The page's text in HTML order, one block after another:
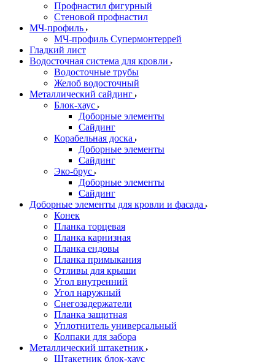
Профнастил фигурный
Стеновой профнастил
МЧ-профиль
МЧ-профиль Супермонтеррей
Гладкий лист
Водосточная система для кровли
Водосточные трубы
Желоб водосточный
Металлический сайдинг
Блок-хаус
Доборные элементы
Сайдинг
Корабельная доска
Доборные элементы
Сайдинг
Эко-брус
Доборные элементы
Сайдинг
Доборные элементы для кровли и фасада
Конек
Планка торцевая
Планка карнизная
Планка ендовы
Планка примыкания
Отливы для крыши
Угол внутренний
Угол наружный
Снегозадержатели
Планка защитная
Уплотнитель универсальный
Колпаки для забора
Металлический штакетник
Штакетник блок-хаус